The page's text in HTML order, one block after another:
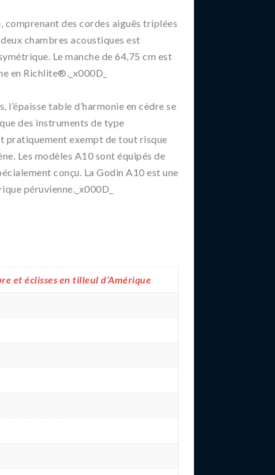
des cordes aiguës triplées
chambres acoustiques est
Le manche de 64,75 cm est
en Richlite®._x000D_
table d’harmonie en cèdre se
des instruments de type
pratiquement exempt de tout risque
Les modèles A10 sont équipés de
conçu. La Godin A10 est une
péruvienne._x000D_
et éclisses en tilleul d’Amérique